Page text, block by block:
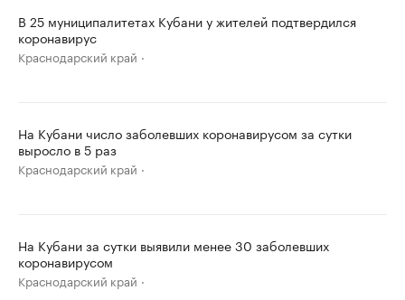
В 25 муниципалитетах Кубани у жителей подтвердился
коронавирус
Краснодарский край
На Кубани число заболевших коронавирусом за сутки
выросло в 5 раз
Краснодарский край
На Кубани за сутки выявили менее 30 заболевших
коронавирусом
Краснодарский край